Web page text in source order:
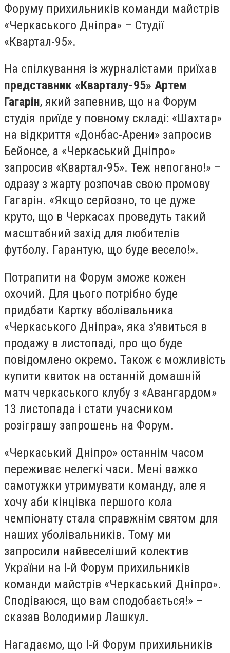
Форуму прихильників команди майстрів
«Черкаського Дніпра» – Студії
«Квартал-95».
На спілкування із журналістами приїхав
представник «Кварталу-95» Артем
Гагарін, який запевнив, що на Форум
студія приїде у повному складі: «Шахтар»
на відкриття «Донбас-Арени» запросив
Бейонсе, а «Черкаський Дніпро»
запросив «Квартал-95». Теж непогано!» –
одразу з жарту розпочав свою промову
Гагарін. «Якщо серйозно, то це дуже
круто, що в Черкасах проведуть такий
масштабний захід для любителів
футболу. Гарантую, що буде весело!».
Потрапити на Форум зможе кожен
охочий. Для цього потрібно буде
придбати Картку вболівальника
«Черкаського Дніпра», яка з'явиться в
продажу в листопаді, про що буде
повідомлено окремо. Також є можливість
купити квиток на останній домашній
матч черкаського клубу з «Авангардом»
13 листопада і стати учасником
розіграшу запрошень на Форум.
«Черкаський Дніпро» останнім часом
переживає нелегкі часи. Мені важко
самотужки утримувати команду, але я
хочу аби кінцівка першого кола
чемпіонату стала справжнім святом для
наших уболівальників. Тому ми
запросили найвеселіший колектив
України на І-й Форум прихильників
команди майстрів «Черкаський Дніпро».
Сподіваюся, що вам сподобається!» –
сказав Володимир Лашкул.
Нагадаємо, що І-й Форум прихильників